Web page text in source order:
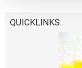
QUICKLINKS